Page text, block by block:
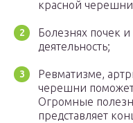
красной
Болезнях почек
деятельность;
Ревматизме,
черешни поможет
Огромные
представляет